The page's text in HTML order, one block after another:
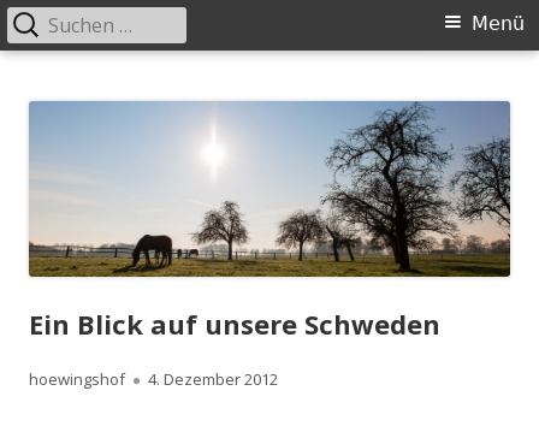
zum
Primäres
Menü
Suchen
nach:
Ein Blick auf unsere Schweden
Autor
hoewingshof
Veröffentlicht
4. Dezember 2012